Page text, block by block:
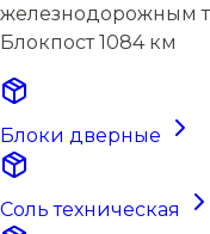
железнодорожным
Блокпост 1084 км
Блоки дверные
Соль техническая